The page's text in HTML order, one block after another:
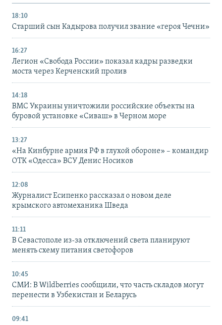
18:10
Старший сын Кадырова получил звание «героя Чечни»
16:27
Легион «Свобода России» показал кадры разведки
моста через Керченский пролив
14:18
ВМС Украины уничтожили российские объекты на
буровой установке «Сиваш» в Черном море
13:27
«На Кинбурне армия РФ в глухой обороне» – командир
ОТК «Одесса» ВСУ Денис Носиков
12:08
Журналист Есипенко рассказал о новом деле
крымского автомеханика Шведа
11:11
В Севастополе из-за отключений света планируют
менять схему питания светофоров
10:45
СМИ: В Wildberries сообщили, что часть складов могут
перенести в Узбекистан и Беларусь
09:41